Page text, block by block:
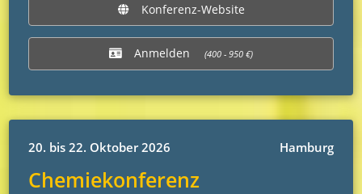
Konferenz-Website
Anmelden (400 - 950 €)
20. bis 22. Oktober 2026 Hamburg
Chemiekonferenz